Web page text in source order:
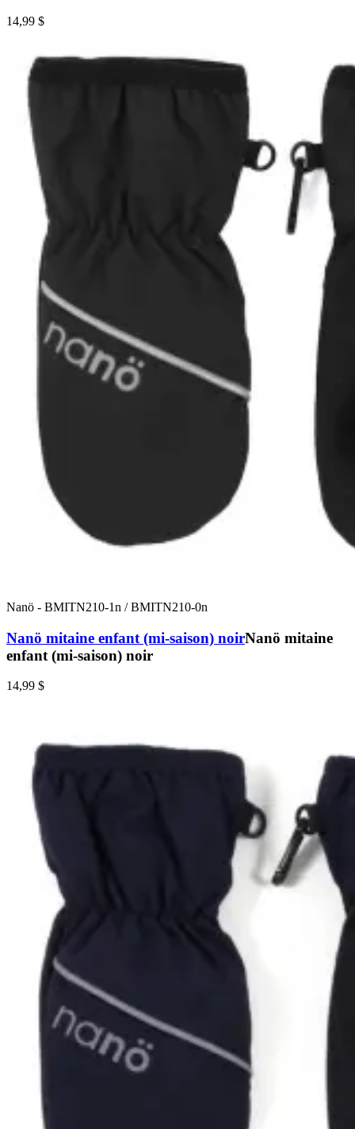
14,99 $
Nanö - BMITN210-1n / BMITN210-0n
Nanö mitaine enfant (mi-saison) noirNanö mitaine
enfant (mi-saison) noir
14,99 $